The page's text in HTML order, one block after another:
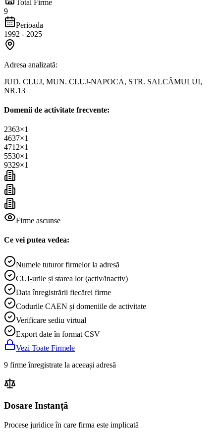
Total Firme
9
Perioada
1992 - 2025
Adresa analizată:
JUD. CLUJ, MUN. CLUJ-NAPOCA, STR. SALCÂMULUI,
NR.13
Domenii de activitate frecvente:
2363×1
4637×1
4712×1
5530×1
9329×1
Firme ascunse
Ce vei putea vedea:
Numele tuturor firmelor la adresă
CUI-urile și starea lor (activ/inactiv)
Data înregistrării fiecărei firme
Codurile CAEN și domeniile de activitate
Verificare sediu virtual
Export date în format CSV
Vezi Toate Firmele
9 firme înregistrate la aceeași adresă
Dosare Instanță
Procese juridice în care firma este implicată